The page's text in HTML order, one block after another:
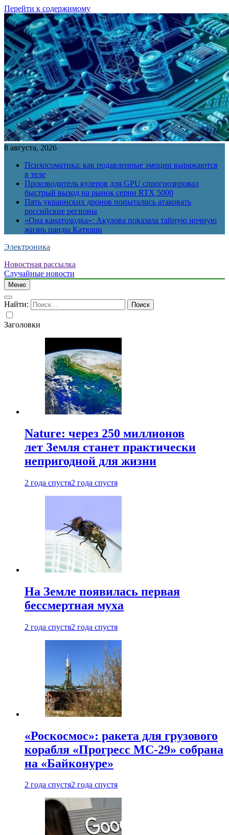
Перейти к содержимому
8 августа, 2026
Психосоматика: как подавленные эмоции выражаются
в теле
Производитель кулеров для GPU спрогнозировал
быстрый выход на рынок серии RTX 5000
Пять украинских дронов попытались атаковать
российские регионы
«Она канатоходка»: Акулова показала тайную ночную
жизнь панды Катюши
Электроника
Новостная рассылка
Случайные новости
Меню
Найти:
Заголовки
Nature: через 250 миллионов
лет Земля станет практически
непригодной для жизни
2 года спустя2 года спустя
На Земле появилась первая
бессмертная муха
2 года спустя2 года спустя
«Роскосмос»: ракета для грузового
корабля «Прогресс МС-29» собрана
на «Байконуре»
2 года спустя2 года спустя